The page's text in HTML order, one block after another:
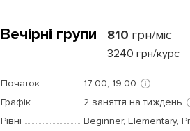
Вечірні групи 810 грн/міс
3240 грн/курс
Початок
17:00, 19:00
Графік
2 заняття на тиждень
Рівні
Beginner, Elementary,